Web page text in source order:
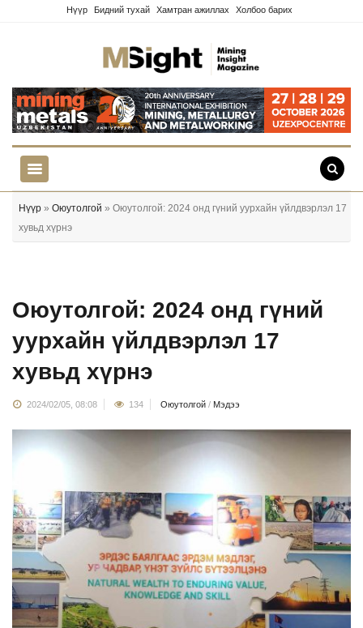
Нүүр Бидний тухай Хамтран ажиллах Холбоо барих
Нүүр » Оюутолгой » Оюутолгой: 2024 онд гүний уурхайн үйлдвэрлэл 17
хувьд хүрнэ
Оюутолгой: 2024 онд гүний
уурхайн үйлдвэрлэл 17
хувьд хүрнэ
2024/02/05, 08:08 134 Оюутолгой / Мэдээ